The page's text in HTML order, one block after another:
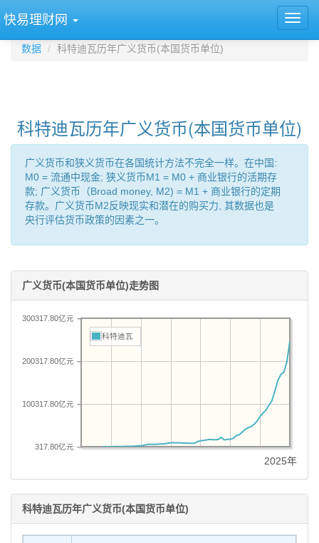
快易理财网
数据 科特迪瓦历年广义货币(本国货币单位)
科特迪瓦历年广义货币(本国货币单位)
广义货币和狭义货币在各国统计方法不完全一样。在中国:
M0 = 流通中现金; 狭义货币M1 = M0 + 商业银行的活期存
款; 广义货币（Broad money, M2) = M1 + 商业银行的定期
存款。广义货币M2反映现实和潜在的购买力, 其数据也是
央行评估货币政策的因素之一。
广义货币(本国货币单位)走势图
317.80亿元
100317.80亿元
200317.80亿元
300317.80亿元
科特迪瓦
2025年
科特迪瓦历年广义货币(本国货币单位)